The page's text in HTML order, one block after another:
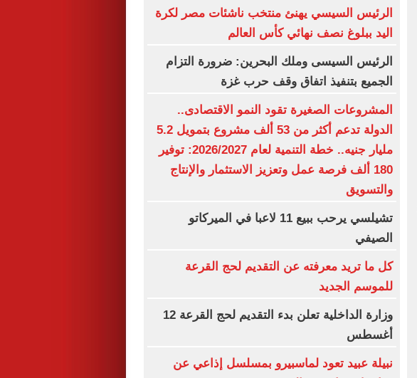
الرئيس السيسي يهنئ منتخب ناشئات مصر لكرة
اليد ببلوغ نصف نهائي كأس العالم
الرئيس السيسى وملك البحرين: ضرورة التزام
الجميع بتنفيذ اتفاق وقف حرب غزة
المشروعات الصغيرة تقود النمو الاقتصادى..
الدولة تدعم أكثر من 53 ألف مشروع بتمويل 5.2
مليار جنيه.. خطة التنمية لعام 2026/2027: توفير
180 ألف فرصة عمل وتعزيز الاستثمار والإنتاج
والتسويق
تشيلسي يرحب ببيع 11 لاعبا في الميركاتو
الصيفي
كل ما تريد معرفته عن التقديم لحج القرعة
للموسم الجديد
وزارة الداخلية تعلن بدء التقديم لحج القرعة 12
أغسطس
نبيلة عبيد تعود لماسبيرو بمسلسل إذاعي عن